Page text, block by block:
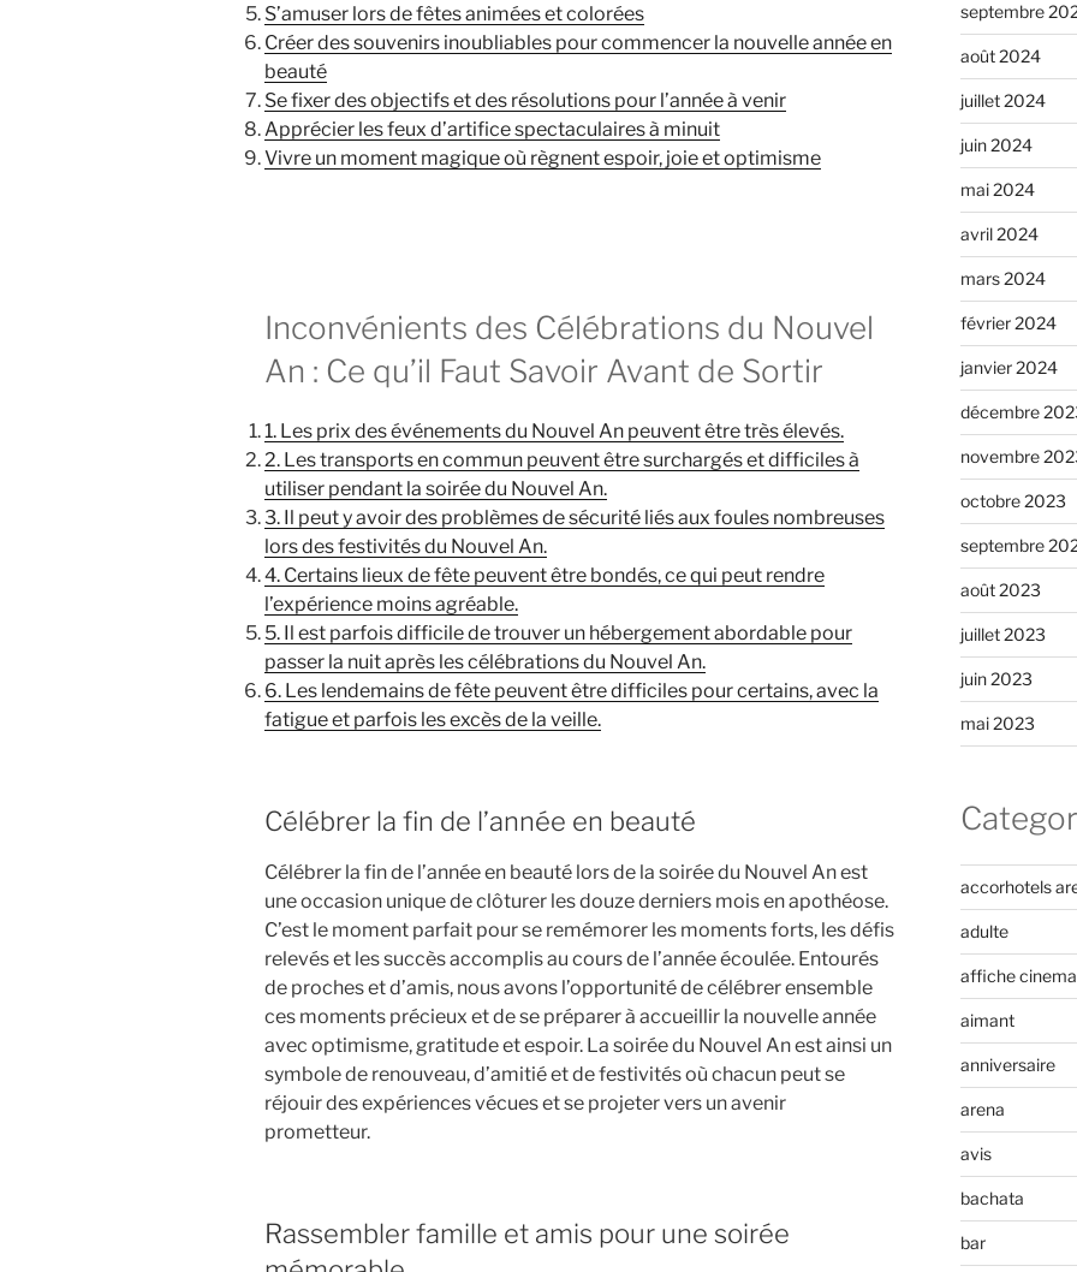
S’amuser lors de fêtes animées et colorées
Créer des souvenirs inoubliables pour commencer la nouvelle année en
beauté
Se fixer des objectifs et des résolutions pour l’année à venir
Apprécier les feux d’artifice spectaculaires à minuit
Vivre un moment magique où règnent espoir, joie et optimisme
Inconvénients des Célébrations du Nouvel
An : Ce qu’il Faut Savoir Avant de Sortir
1. Les prix des événements du Nouvel An peuvent être très élevés.
2. Les transports en commun peuvent être surchargés et difficiles à
utiliser pendant la soirée du Nouvel An.
3. Il peut y avoir des problèmes de sécurité liés aux foules nombreuses
lors des festivités du Nouvel An.
4. Certains lieux de fête peuvent être bondés, ce qui peut rendre
l’expérience moins agréable.
5. Il est parfois difficile de trouver un hébergement abordable pour
passer la nuit après les célébrations du Nouvel An.
6. Les lendemains de fête peuvent être difficiles pour certains, avec la
fatigue et parfois les excès de la veille.
Célébrer la fin de l’année en beauté
Célébrer la fin de l’année en beauté lors de la soirée du Nouvel An est
une occasion unique de clôturer les douze derniers mois en apothéose.
C’est le moment parfait pour se remémorer les moments forts, les défis
relevés et les succès accomplis au cours de l’année écoulée. Entourés
de proches et d’amis, nous avons l’opportunité de célébrer ensemble
ces moments précieux et de se préparer à accueillir la nouvelle année
avec optimisme, gratitude et espoir. La soirée du Nouvel An est ainsi un
symbole de renouveau, d’amitié et de festivités où chacun peut se
réjouir des expériences vécues et se projeter vers un avenir
prometteur.
Rassembler famille et amis pour une soirée
septembre
août 2024
juillet 2024
juin 2024
mai 2024
avril 2024
mars 2024
février 2024
janvier 2024
décembre
novembre
octobre 2023
septembre
août 2023
juillet 2023
juin 2023
mai 2023
accorhotels
adulte
affiche cinema
aimant
anniversaire
arena
avis
bachata
bar